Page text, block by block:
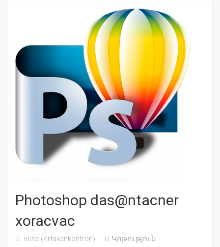
Photoshop das@ntacner
xoracvac
Eliza (Krtakankentron) Կրթություն